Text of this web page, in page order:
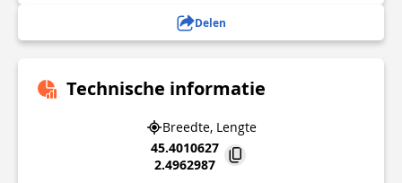
Delen
Technische informatie
Breedte, Lengte
45.4010627
2.4962987